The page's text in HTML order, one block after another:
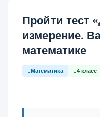
Пройти тест
измерение.
математике
Математика 4 класс